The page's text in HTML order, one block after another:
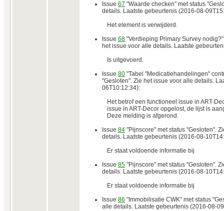
Issue 67 "Waarde checken" met status
details. Laatste gebeurtenis (2016-08-
Het element is verwijderd.
Issue 68 "Verdieping Primary Survey
het issue voor alle details. Laatste
Is uitgevoerd.
Issue 80 "Tabel "Medicatiehandelingen"
"Gesloten". Zie het issue voor alle details.
06T10:12:34):
Het betrof een functioneel issue in ART-
issue in ART-Decor opgelost, de lijst is
Deze melding is afgerond.
Issue 84 "Pijnscore" met status "Gesloten".
details. Laatste gebeurtenis (2016-08-
Er staat voldoende informatie bij
Issue 85 "Pijnscore" met status "Gesloten".
details. Laatste gebeurtenis (2016-08-
Er staat voldoende informatie bij
Issue 86 "Immobilisatie CWK" met status
alle details. Laatste gebeurtenis (2016-08-